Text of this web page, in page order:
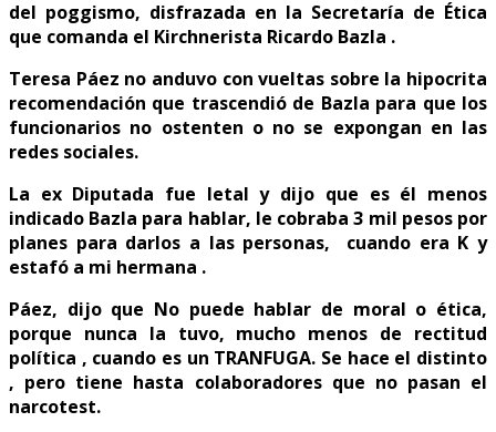
del poggismo, disfrazada en la Secretaría de Ética
que comanda el Kirchnerista Ricardo Bazla .
Teresa Páez no anduvo con vueltas sobre la hipocrita
recomendación que trascendió de Bazla para que los
funcionarios no ostenten o no se expongan en las
redes sociales.
La ex Diputada fue letal y dijo que es él menos
indicado Bazla para hablar, le cobraba 3 mil pesos por
planes para darlos a las personas, cuando era K y
estafó a mi hermana .
Páez, dijo que No puede hablar de moral o ética,
porque nunca la tuvo, mucho menos de rectitud
política , cuando es un TRANFUGA. Se hace el distinto
, pero tiene hasta colaboradores que no pasan el
narcotest.